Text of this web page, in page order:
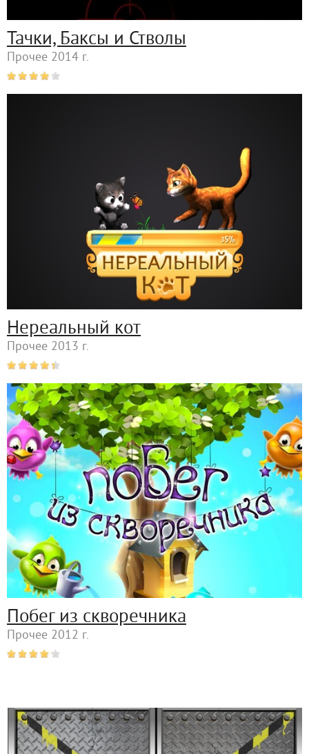
Тачки, Баксы и Стволы
Прочее 2014 г.
Нереальный кот
Прочее 2013 г.
Побег из скворечника
Прочее 2012 г.